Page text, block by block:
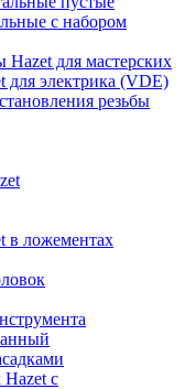
с набором
для мастерских
для электрика (VDE)
резьбы
в ложементах
с